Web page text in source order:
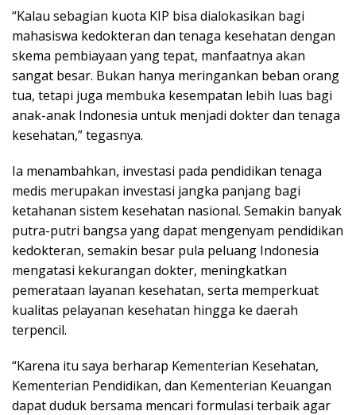
“Kalau sebagian kuota KIP bisa dialokasikan bagi
mahasiswa kedokteran dan tenaga kesehatan dengan
skema pembiayaan yang tepat, manfaatnya akan
sangat besar. Bukan hanya meringankan beban orang
tua, tetapi juga membuka kesempatan lebih luas bagi
anak-anak Indonesia untuk menjadi dokter dan tenaga
kesehatan,” tegasnya.
Ia menambahkan, investasi pada pendidikan tenaga
medis merupakan investasi jangka panjang bagi
ketahanan sistem kesehatan nasional. Semakin banyak
putra-putri bangsa yang dapat mengenyam pendidikan
kedokteran, semakin besar pula peluang Indonesia
mengatasi kekurangan dokter, meningkatkan
pemerataan layanan kesehatan, serta memperkuat
kualitas pelayanan kesehatan hingga ke daerah
terpencil.
“Karena itu saya berharap Kementerian Kesehatan,
Kementerian Pendidikan, dan Kementerian Keuangan
dapat duduk bersama mencari formulasi terbaik agar